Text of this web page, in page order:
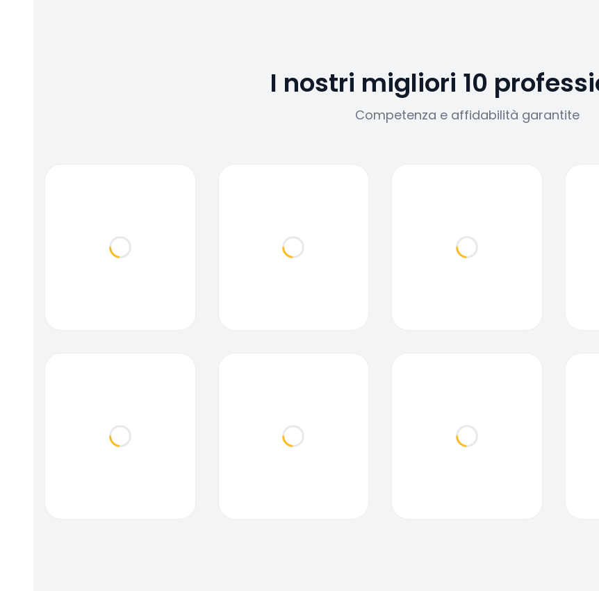
I nostri migliori 10
Competenza e affidabilità garantite
Loading... Loading... Loading...
Loading... Loading... Loading...